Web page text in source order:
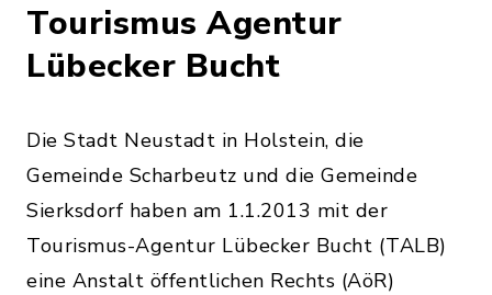
Tourismus Agentur
Lübecker Bucht
Die Stadt Neustadt in Holstein, die
Gemeinde Scharbeutz und die Gemeinde
Sierksdorf haben am 1.1.2013 mit der
Tourismus-Agentur Lübecker Bucht (TALB)
eine Anstalt öffentlichen Rechts (AöR)